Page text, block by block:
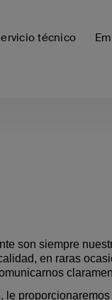
técnico
son siempre
en raras
le